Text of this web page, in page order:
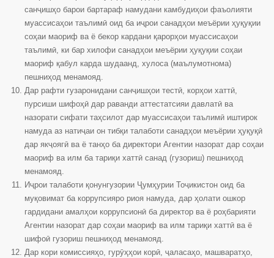
санҷишҳо барои бартараф намудани камбудиҳои фаъолияти
муассисаҳои таълимӣ оид ба иҷрои санадҳои меъёрии ҳуқуқии
соҳаи маориф ва ё бекор кардани қарорҳои муассисаҳои
таълимӣ, ки бар хилофи санадҳои меъёрии ҳуқуқии соҳаи
маориф қабул карда шудаанд, хулоса (маълумотнома)
пешниҳод менамояд.
Дар рафти гузаронидани санҷишҳои тестӣ, корҳои хаттӣ,
пурсиши шифоҳӣ дар раванди аттестатсияи давлатӣ ва
назорати сифати таҳсилот дар муассисаҳои таълимӣ иштирок
намуда аз натиҷаи он тибқи талаботи санадҳои меъёрии ҳуқуқӣ
дар якҷоягӣ ва ё танҳо ба директори Агентии назорат дар соҳаи
маориф ва илм ба тариқи хаттӣ санад (гузориш) пешниҳод
менамояд.
Иҷрои талаботи қонунгузории Ҷумҳурии Тоҷикистон оид ба
муқовимат ба коррупсияро риоя намуда, дар ҳолати ошкор
гардидани амалҳои коррупсионӣ ба директор ва ё роҳбарияти
Агентии назорат дар соҳаи маориф ва илм тариқи хаттӣ ва ё
шифоӣ гузориш пешниҳод менамояд.
Дар кори комиссияҳо, гурӯҳҳои корӣ, ҷаласаҳо, машваратҳо,